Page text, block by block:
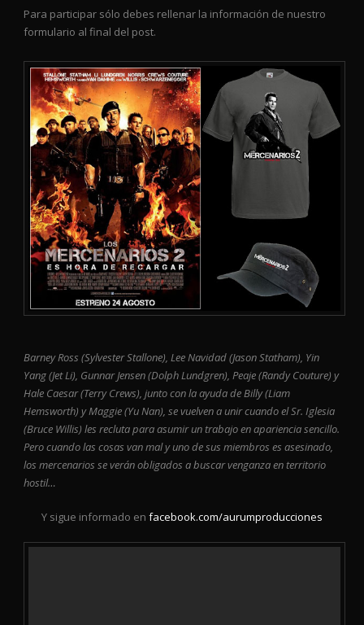
Para participar sólo debes rellenar la información de nuestro
formulario al final del post.
Barney Ross (Sylvester Stallone), Lee Navidad (Jason Statham), Yin
Yang (Jet Li), Gunnar Jensen (Dolph Lundgren), Peaje (Randy Couture) y
Hale Caesar (Terry Crews), junto con la ayuda de Billy (Liam
Hemsworth) y Maggie (Yu Nan), se vuelven a unir cuando el Sr. Iglesia
(Bruce Willis) les recluta para asumir un trabajo en apariencia sencillo.
Pero cuando las cosas van mal y uno de sus miembros es asesinado,
los mercenarios se verán obligados a buscar venganza en territorio
hostil…
Y sigue informado en facebook.com/aurumproducciones